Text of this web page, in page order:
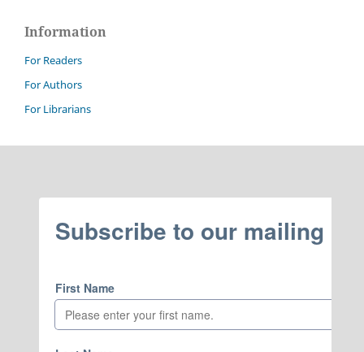
Information
For Readers
For Authors
For Librarians